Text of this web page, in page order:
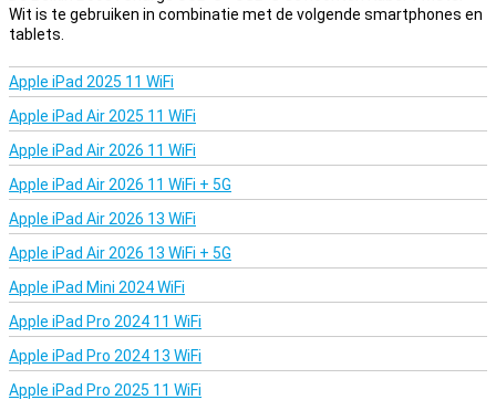
Wit is te gebruiken in combinatie met de volgende smartphones en
tablets.
Apple iPad 2025 11 WiFi
Apple iPad Air 2025 11 WiFi
Apple iPad Air 2026 11 WiFi
Apple iPad Air 2026 11 WiFi + 5G
Apple iPad Air 2026 13 WiFi
Apple iPad Air 2026 13 WiFi + 5G
Apple iPad Mini 2024 WiFi
Apple iPad Pro 2024 11 WiFi
Apple iPad Pro 2024 13 WiFi
Apple iPad Pro 2025 11 WiFi